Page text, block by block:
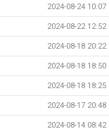
2024-08-24 10:07
2024-08-22 12:52
2024-08-18 20:22
2024-08-18 18:50
2024-08-18 18:25
2024-08-17 20:48
2024-08-14 08:42